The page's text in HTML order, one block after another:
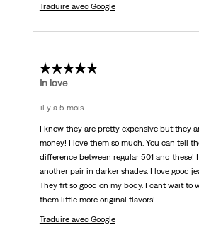
Traduire avec Google
5 étoile(s) sur 5.
In love
il y a 5 mois
I know they are pretty expensive but they
money! I love them so much. You can tell
difference between regular 501 and these!
another pair in darker shades. I love good
They fit so good on my body. I cant wait to
them little more original flavors!
Traduire avec Google